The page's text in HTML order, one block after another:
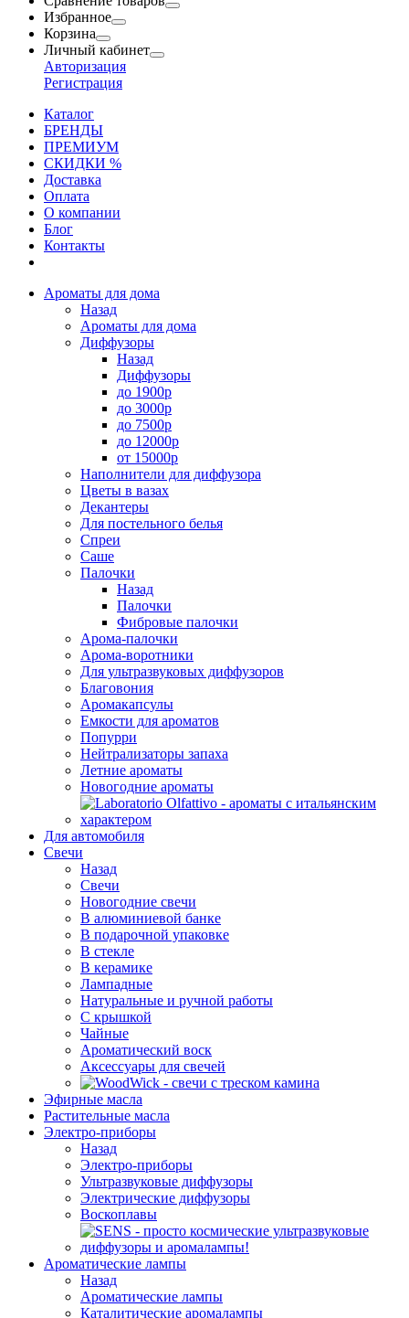
Избранное
Корзина
Личный кабинет
Авторизация
Регистрация
Каталог
БРЕНДЫ
ПРЕМИУМ
СКИДКИ %
Доставка
Оплата
О компании
Блог
Контакты
Ароматы для дома
Назад
Ароматы для дома
Диффузоры
Назад
Диффузоры
до 1900р
до 3000р
до 7500р
до 12000р
от 15000р
Наполнители для диффузора
Цветы в вазах
Декантеры
Для постельного белья
Спреи
Саше
Палочки
Назад
Палочки
Фибровые палочки
Арома-палочки
Арома-воротники
Для ультразвуковых диффузоров
Благовония
Аромакапсулы
Емкости для ароматов
Попурри
Нейтрализаторы запаха
Летние ароматы
Новогодние ароматы
Для автомобиля
Свечи
Назад
Свечи
Новогодние свечи
В алюминиевой банке
В подарочной упаковке
В стекле
В керамике
Лампадные
Натуральные и ручной работы
С крышкой
Чайные
Ароматический воск
Аксессуары для свечей
Эфирные масла
Растительные масла
Электро-приборы
Назад
Электро-приборы
Ультразвуковые диффузоры
Электрические диффузоры
Воскоплавы
Ароматические лампы
Назад
Ароматические лампы
Каталитические аромалампы